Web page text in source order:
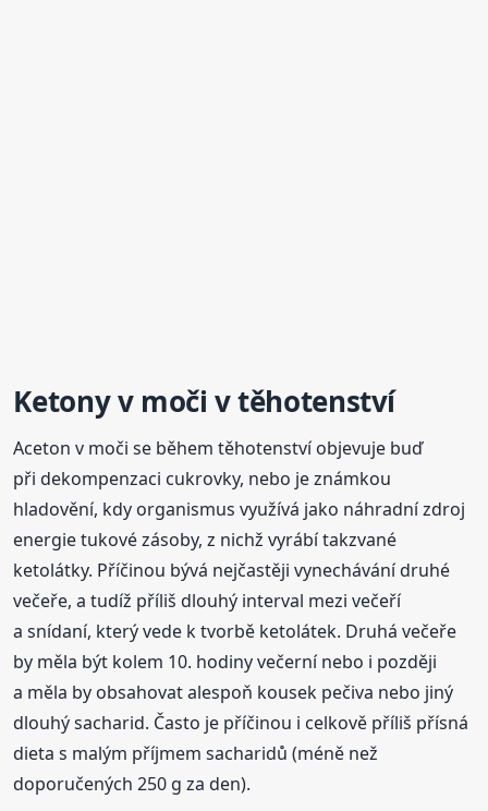
Ketony v moči v těhotenství
Aceton v moči se během těhotenství objevuje buď
při dekompenzaci cukrovky, nebo je známkou
hladovění, kdy organismus využívá jako náhradní zdroj
energie tukové zásoby, z nichž vyrábí takzvané
ketolátky. Příčinou bývá nejčastěji vynechávání druhé
večeře, a tudíž příliš dlouhý interval mezi večeří
a snídaní, který vede k tvorbě ketolátek. Druhá večeře
by měla být kolem 10. hodiny večerní nebo i později
a měla by obsahovat alespoň kousek pečiva nebo jiný
dlouhý sacharid. Často je příčinou i celkově příliš přísná
dieta s malým příjmem sacharidů (méně než
doporučených 250 g za den).